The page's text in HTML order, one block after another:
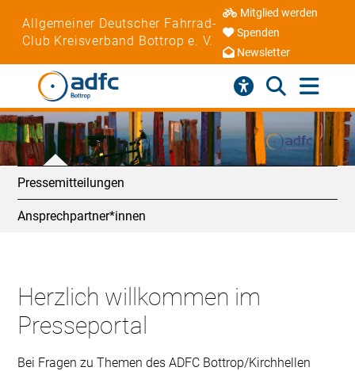
Allgemeiner Deutscher Fahrrad-
Club Kreisverband Bottrop e. V.
Mitglied werden
Spenden
Newsletter
Pressemitteilungen
Ansprechpartner*innen
Herzlich willkommen im
Presseportal
Bei Fragen zu Themen des ADFC Bottrop/Kirchhellen